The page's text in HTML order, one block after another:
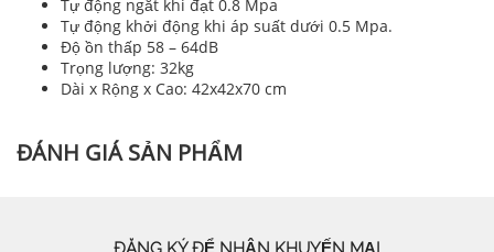
Tự động ngắt khi đạt 0.8 Mpa
Tự động khởi động khi áp suất dưới 0.5 Mpa.
Độ ồn thấp 58 – 64dB
Trọng lượng: 32kg
Dài x Rộng x Cao: 42x42x70 cm
ĐÁNH GIÁ SẢN PHẨM